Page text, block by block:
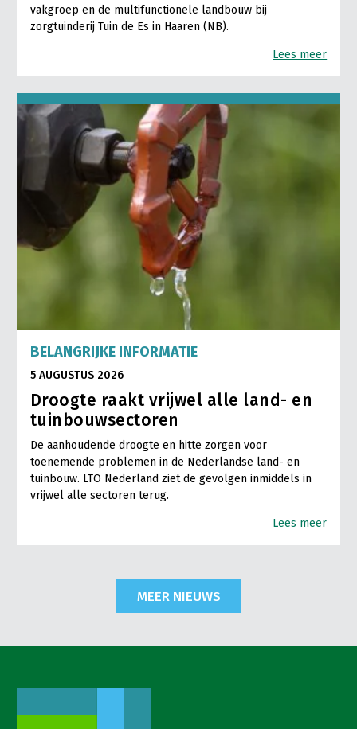
vakgroep en de multifunctionele landbouw bij
zorgtuinderij Tuin de Es in Haaren (NB).
Lees meer
BELANGRIJKE INFORMATIE
5 AUGUSTUS 2026
Droogte raakt vrijwel alle land- en
tuinbouwsectoren
De aanhoudende droogte en hitte zorgen voor
toenemende problemen in de Nederlandse land- en
tuinbouw. LTO Nederland ziet de gevolgen inmiddels in
vrijwel alle sectoren terug.
Lees meer
MEER NIEUWS